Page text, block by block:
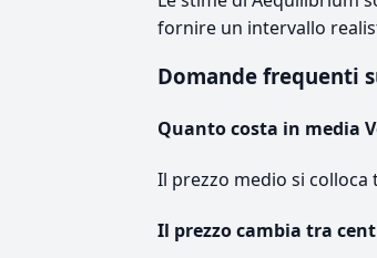
fornire un intervallo
Domande frequenti
Quanto costa in media
Il prezzo medio si colloca
Il prezzo cambia tra